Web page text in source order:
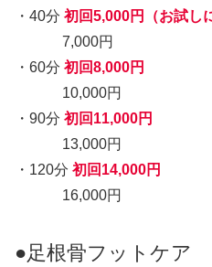
・40分 初回5,000円（お試し
7,000円
・60分 初回8,000円
10,000円
・90分 初回11,000円
13,000円
・120分 初回14,000円
16,000円
●足根骨フットケア